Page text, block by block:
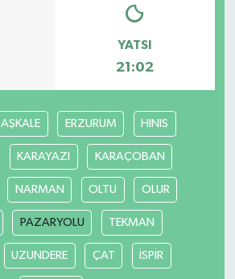
YATSI
21:02
AŞKALE ERZURUM HINIS
KARAYAZI KARAÇOBAN
NARMAN OLTU OLUR
PAZARYOLU TEKMAN
UZUNDERE ÇAT İSPİR